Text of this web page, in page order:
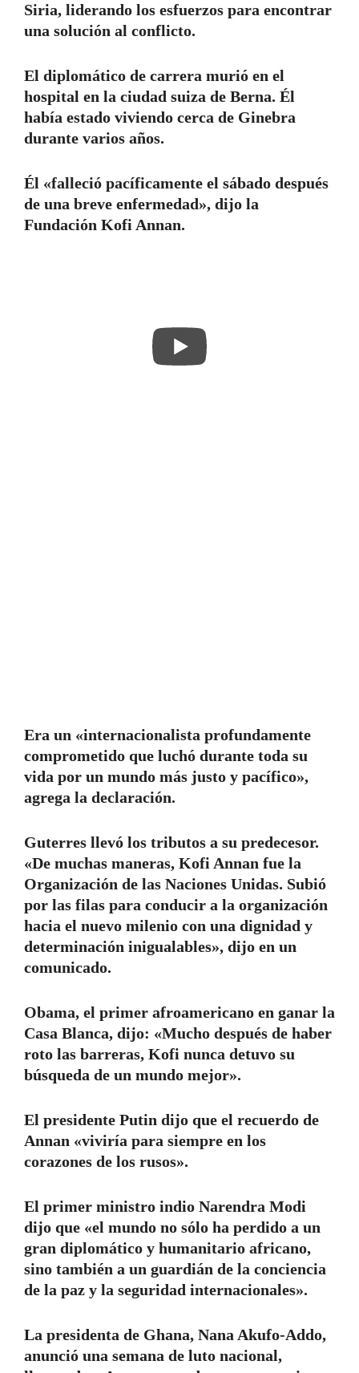
Siria, liderando los esfuerzos para encontrar
una solución al conflicto.
El diplomático de carrera murió en el
hospital en la ciudad suiza de Berna. Él
había estado viviendo cerca de Ginebra
durante varios años.
Él «falleció pacíficamente el sábado después
de una breve enfermedad», dijo la
Fundación Kofi Annan.
Era un «internacionalista profundamente
comprometido que luchó durante toda su
vida por un mundo más justo y pacífico»,
agrega la declaración.
Guterres llevó los tributos a su predecesor.
«De muchas maneras, Kofi Annan fue la
Organización de las Naciones Unidas. Subió
por las filas para conducir a la organización
hacia el nuevo milenio con una dignidad y
determinación inigualables», dijo en un
comunicado.
Obama, el primer afroamericano en ganar la
Casa Blanca, dijo: «Mucho después de haber
roto las barreras, Kofi nunca detuvo su
búsqueda de un mundo mejor».
El presidente Putin dijo que el recuerdo de
Annan «viviría para siempre en los
corazones de los rusos».
El primer ministro indio Narendra Modi
dijo que «el mundo no sólo ha perdido a un
gran diplomático y humanitario africano,
sino también a un guardián de la conciencia
de la paz y la seguridad internacionales».
La presidenta de Ghana, Nana Akufo-Addo,
anunció una semana de luto nacional,